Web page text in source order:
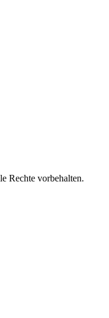
Rechte vorbehalten.